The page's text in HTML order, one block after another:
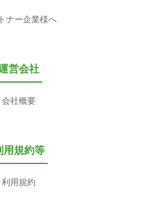
ナー企業様へ
営会社
会社概要
用規約等
利用規約